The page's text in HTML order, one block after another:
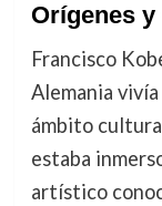
Orígenes
Francisco
Alemania
ámbito
estaba
artístico